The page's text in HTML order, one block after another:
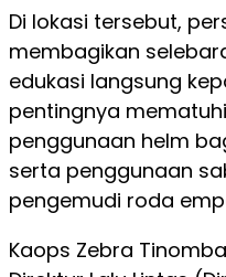
Di lokasi tersebut,
membagikan
edukasi langsung
pentingnya
penggunaan helm
serta penggunaan
pengemudi roda
Kaops Zebra